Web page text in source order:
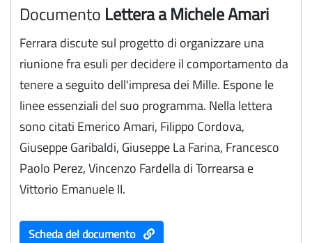
Documento Lettera a Michele Amari
Ferrara discute sul progetto di organizzare una
riunione fra esuli per decidere il comportamento da
tenere a seguito dell'impresa dei Mille. Espone le
linee essenziali del suo programma. Nella lettera
sono citati Emerico Amari, Filippo Cordova,
Giuseppe Garibaldi, Giuseppe La Farina, Francesco
Paolo Perez, Vincenzo Fardella di Torrearsa e
Vittorio Emanuele II.
Scheda del documento